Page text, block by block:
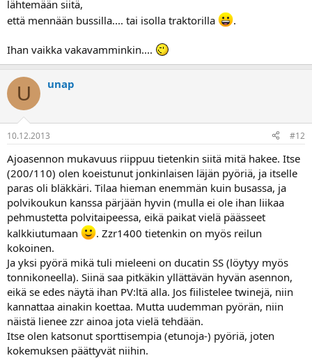
lähtemään siitä,
että mennään bussilla.... tai isolla traktorilla
.
Ihan vaikka vakavamminkin....
U unap
10.12.2013 #12
Ajoasennon mukavuus riippuu tietenkin siitä mitä hakee. Itse
(200/110) olen koeistunut jonkinlaisen läjän pyöriä, ja itselle
paras oli bläkkäri. Tilaa hieman enemmän kuin busassa, ja
polvikoukun kanssa pärjään hyvin (mulla ei ole ihan liikaa
pehmustetta polvitaipeessa, eikä paikat vielä päässeet
kalkkiutumaan
. Zzr1400 tietenkin on myös reilun
kokoinen.
Ja yksi pyörä mikä tuli mieleeni on ducatin SS (löytyy myös
tonnikoneella). Siinä saa pitkäkin yllättävän hyvän asennon,
eikä se edes näytä ihan PV:ltä alla. Jos fiilistelee twinejä, niin
kannattaa ainakin koettaa. Mutta uudemman pyörän, niin
näistä lienee zzr ainoa jota vielä tehdään.
Itse olen katsonut sporttisempia (etunoja-) pyöriä, joten
kokemuksen päättyvät niihin.